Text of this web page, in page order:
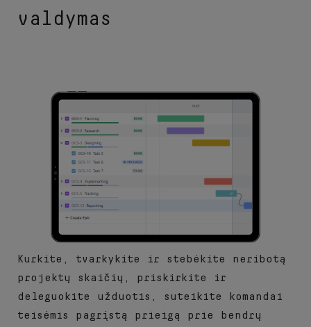
valdymas
Kurkite, tvarkykite ir stebėkite neribotą
projektų skaičių, priskirkite ir
deleguokite užduotis, suteikite komandai
teisėmis pagrįstą prieigą prie bendrų